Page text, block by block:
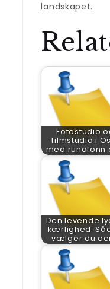
landskapet.
Fotostudio
filmstudio i
med rundfonn
Den levende
kærlighed:
vælger du